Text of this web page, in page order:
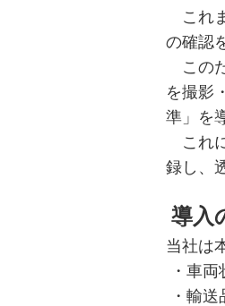
これ
の確認
この
を撮影
準」を
これ
録し、
導入
当社は
・車
・輸送